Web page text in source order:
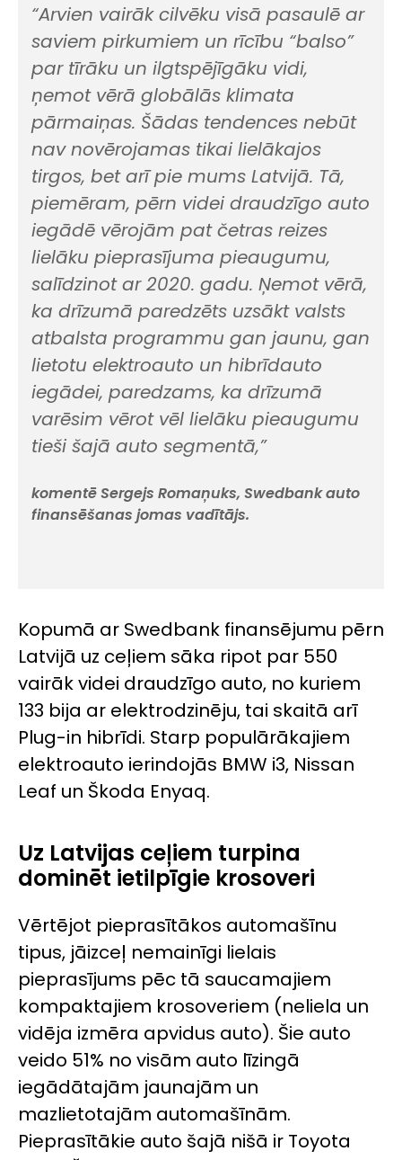
“Arvien vairāk cilvēku visā pasaulē ar
saviem pirkumiem un rīcību “balso”
par tīrāku un ilgtspējīgāku vidi,
ņemot vērā globālās klimata
pārmaiņas. Šādas tendences nebūt
nav novērojamas tikai lielākajos
tirgos, bet arī pie mums Latvijā. Tā,
piemēram, pērn videi draudzīgo auto
iegādē vērojām pat četras reizes
lielāku pieprasījuma pieaugumu,
salīdzinot ar 2020. gadu. Ņemot vērā,
ka drīzumā paredzēts uzsākt valsts
atbalsta programmu gan jaunu, gan
lietotu elektroauto un hibrīdauto
iegādei, paredzams, ka drīzumā
varēsim vērot vēl lielāku pieaugumu
tieši šajā auto segmentā,”
komentē Sergejs Romaņuks, Swedbank auto
finansēšanas jomas vadītājs.
Kopumā ar Swedbank finansējumu pērn
Latvijā uz ceļiem sāka ripot par 550
vairāk videi draudzīgo auto, no kuriem
133 bija ar elektrodzinēju, tai skaitā arī
Plug-in hibrīdi. Starp populārākajiem
elektroauto ierindojās BMW i3, Nissan
Leaf un Škoda Enyaq.
Uz Latvijas ceļiem turpina
dominēt ietilpīgie krosoveri
Vērtējot pieprasītākos automašīnu
tipus, jāizceļ nemainīgi lielais
pieprasījums pēc tā saucamajiem
kompaktajiem krosoveriem (neliela un
vidēja izmēra apvidus auto). Šie auto
veido 51% no visām auto līzingā
iegādātajām jaunajām un
mazlietotajām automašīnām.
Pieprasītākie auto šajā nišā ir Toyota